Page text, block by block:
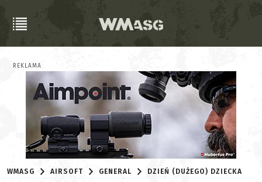
REKLAMA
WMASG AIRSOFT GENERAL DZIEŃ (DUŻEGO) DZIECKA